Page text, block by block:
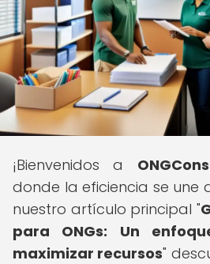
¡Bienvenidos a
donde la eficiencia se une
nuestro artículo principal "
para ONGs: Un
maximizar recursos"